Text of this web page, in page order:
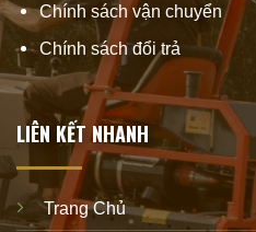
Chính sách vận chuyển
Chính sách đổi trả
LIÊN KẾT NHANH
Trang Chủ